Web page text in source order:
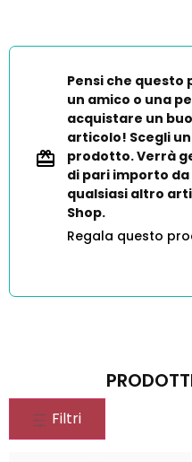
Pensi che
un amico o una
acquistare un
articolo! Scegli
prodotto. Verrà
di pari importo
qualsiasi altro
Shop.
Regala questo
Filtri